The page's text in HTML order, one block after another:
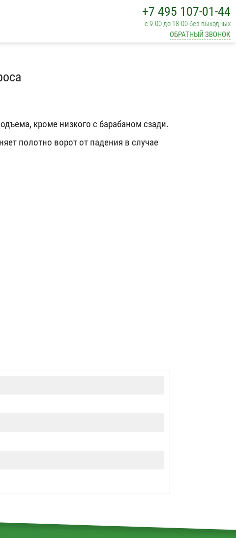
+7 495 107-01-44
с 9-00 до 18-00 без выходных
ОБРАТНЫЙ ЗВОНОК
кроме низкого с барабаном сзади.
полотно ворот от падения в случае